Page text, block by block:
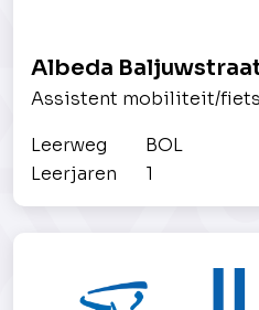
Albeda
Assistent mobiliteit/
Leerweg
BOL
Leerjaren
1